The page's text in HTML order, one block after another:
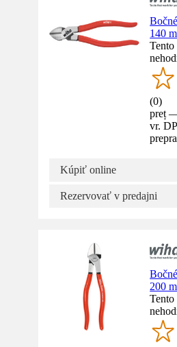
140
(0)
preț
vr.
Kúpiť online
Rezervovať v predajni
200